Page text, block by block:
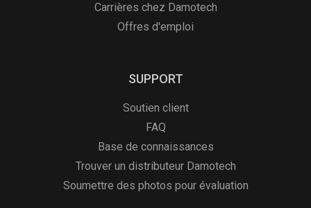
Carrières chez Damotech
Offres d'emploi
SUPPORT
Soutien client
FAQ
Base de connaissances
Trouver un distributeur Damotech
Soumettre des photos pour évaluation